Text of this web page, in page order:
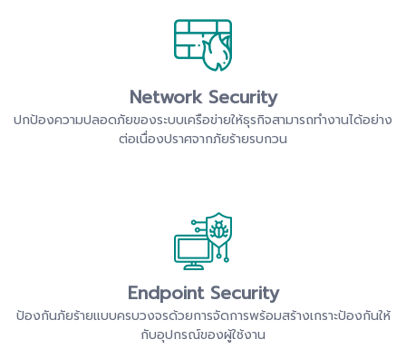
Network Security
ปกป้องความปลอดภัยของระบบเครือข่ายให้ธุรกิจสามารถทำงานได้อย่าง
ต่อเนื่องปราศจากภัยร้ายรบกวน
Endpoint Security
ป้องกันภัยร้ายแบบครบวงจรด้วยการจัดการพร้อมสร้างเกราะป้องกันให้
กับอุปกรณ์ของผู้ใช้งาน